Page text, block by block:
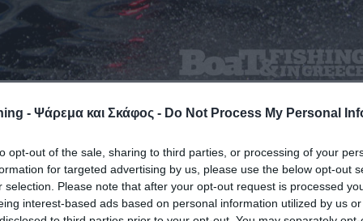
- Ψάρεμα και Σκάφος - Do Not Process My Personal
opt-out of the sale, sharing to third parties, or processing of your
for targeted advertising by us, please use the below opt-out
selection. Please note that after your opt-out request is processed
interest-based ads based on personal information utilized by us
των ιδιωτικών σκαφών αναψυχήςαπό και προς τα νησιά,
ή παραμονή κατά τη διάρκεια της νύχτας) με μόνη
η ελάχιστη απόσταση μεταξύ τους 1,5 μέτρου. ΔΙΑΒΑΣΤΕ
apagoreysis-toy-apoploy-amp-kataploy-kroyazieroploion-